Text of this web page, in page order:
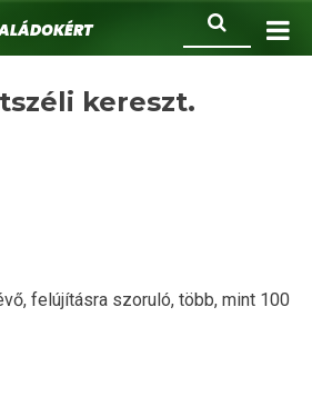
kereszt.
felújításra szoruló, több, mint 100